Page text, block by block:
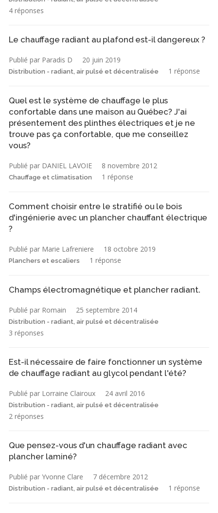
4 réponses
Le chauffage radiant au plafond est-il dangereux ?
Publié par Paradis D 20 juin 2019
Distribution - radiant, air pulsé et décentralisée 1 réponse
Quel est le système de chauffage le plus
confortable dans une maison au Québec? J'ai
présentement des plinthes électriques et je ne
trouve pas ça confortable, que me conseillez
vous?
Publié par DANIEL LAVOIE 8 novembre 2012
Chauffage et climatisation 1 réponse
Comment choisir entre le stratifié ou le bois
d'ingénierie avec un plancher chauffant électrique
?
Publié par Marie Lafreniere 18 octobre 2019
Planchers et escaliers 1 réponse
Champs électromagnétique et plancher radiant.
Publié par Romain 25 septembre 2014
Distribution - radiant, air pulsé et décentralisée
3 réponses
Est-il nécessaire de faire fonctionner un système
de chauffage radiant au glycol pendant l'été?
Publié par Lorraine Clairoux 24 avril 2016
Distribution - radiant, air pulsé et décentralisée
2 réponses
Que pensez-vous d'un chauffage radiant avec
plancher laminé?
Publié par Yvonne Clare 7 décembre 2012
Distribution - radiant, air pulsé et décentralisée 1 réponse